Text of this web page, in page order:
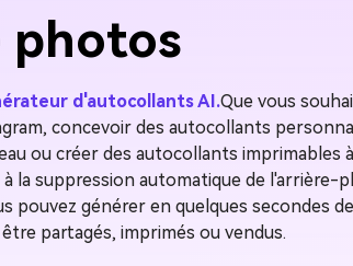
photos
d'autocollants AI.Que vous
concevoir des autocollants
ou créer des autocollants imprimables
la suppression automatique de l'arrière-
pouvez générer en quelques secondes
partagés, imprimés ou vendus.